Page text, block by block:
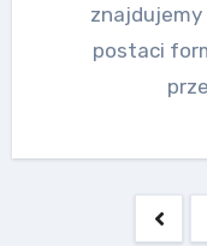
znajdujemy
postaci